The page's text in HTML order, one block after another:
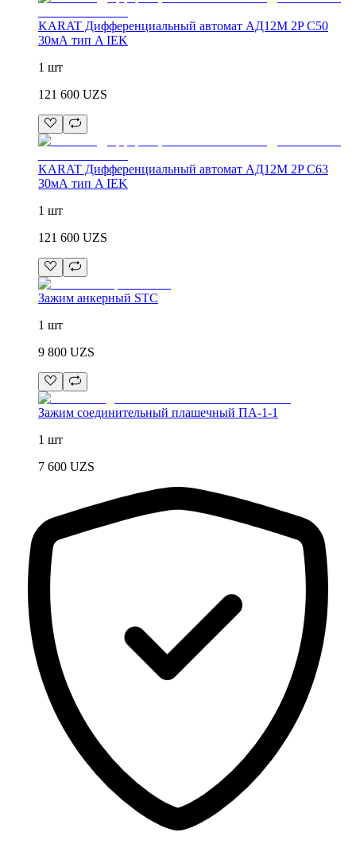
KARAT Дифференциальный автомат АД12M 2P C50
30мА тип A IEK
1 шт
121 600 UZS
KARAT Дифференциальный автомат АД12M 2P C63
30мА тип A IEK
1 шт
121 600 UZS
Зажим анкерный STC
1 шт
9 800 UZS
Зажим соединительный плашечный ПА-1-1
1 шт
7 600 UZS